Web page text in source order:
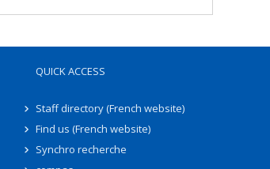
QUICK ACCESS
Staff directory (French website)
Find us (French website)
Synchro recherche